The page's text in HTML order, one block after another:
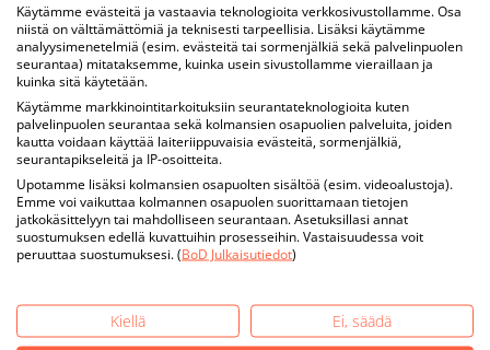
Käytämme evästeitä ja vastaavia teknologioita verkkosivustollamme. Osa
niistä on välttämättömiä ja teknisesti tarpeellisia. Lisäksi käytämme
analyysimenetelmiä (esim. evästeitä tai sormenjälkiä sekä palvelinpuolen
seurantaa) mitataksemme, kuinka usein sivustollamme vieraillaan ja
kuinka sitä käytetään.
Käytämme markkinointitarkoituksiin seurantateknologioita kuten
palvelinpuolen seurantaa sekä kolmansien osapuolien palveluita, joiden
kautta voidaan käyttää laiteriippuvaisia evästeitä, sormenjälkiä,
seurantapikseleitä ja IP-osoitteita.
Upotamme lisäksi kolmansien osapuolten sisältöä (esim. videoalustoja).
Emme voi vaikuttaa kolmannen osapuolen suorittamaan tietojen
jatkokäsittelyyn tai mahdolliseen seurantaan. Asetuksillasi annat
suostumuksen edellä kuvattuihin prosesseihin. Vastaisuudessa voit
peruuttaa suostumuksesi. (BoD Julkaisutiedot)
Kiellä
Ei, säädä